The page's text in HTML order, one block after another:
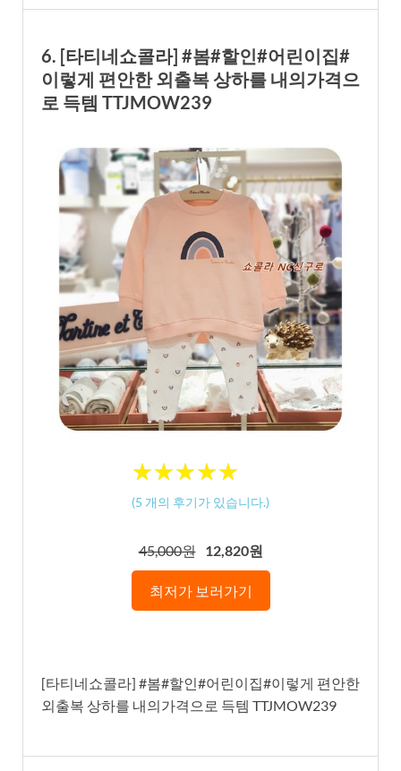
6. [타티네쇼콜라] #봄#할인#어린이집#
이렇게 편안한 외출복 상하를 내의가격으
로 득템 TTJMOW239
★★★★★
★★★★★
(5 개의 후기가 있습니다.)
45,000원 12,820원
최저가 보러가기
[타티네쇼콜라] #봄#할인#어린이집#이렇게 편안한
외출복 상하를 내의가격으로 득템 TTJMOW239